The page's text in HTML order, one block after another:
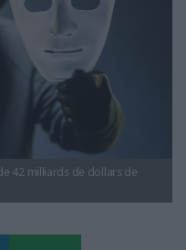
42 milliards de dollars de